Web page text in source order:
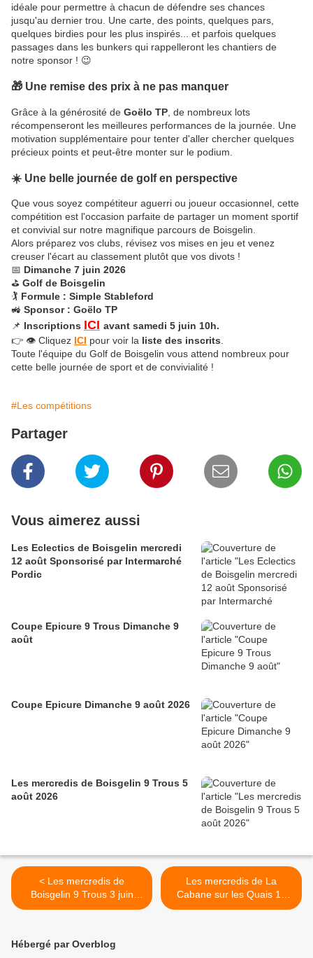
idéale pour permettre à chacun de défendre ses chances
jusqu'au dernier trou. Une carte, des points, quelques pars,
quelques birdies pour les plus inspirés... et parfois quelques
passages dans les bunkers qui rappelleront les chantiers de
notre sponsor ! 😉
🎁 Une remise des prix à ne pas manquer
Grâce à la générosité de Goëlo TP , de nombreux lots
récompenseront les meilleures performances de la journée. Une
motivation supplémentaire pour tenter d'aller chercher quelques
précieux points et peut-être monter sur le podium.
☀️ Une belle journée de golf en perspective
Que vous soyez compétiteur aguerri ou joueur occasionnel, cette
compétition est l'occasion parfaite de partager un moment sportif
et convivial sur notre magnifique parcours de Boisgelin.
Alors préparez vos clubs, révisez vos mises en jeu et venez
creuser l'écart au classement plutôt que vos divots !
📅 Dimanche 7 juin 2026
⛳ Golf de Boisgelin
🏌️ Formule : Simple Stableford
🚜 Sponsor : Goëlo TP
📌 Inscriptions ICI avant samedi 5 juin 10h.
👉 👁️ Cliquez ICI pour voir la liste des inscrits.
Toute l'équipe du Golf de Boisgelin vous attend nombreux pour
cette belle journée de sport et de convivialité !
#Les compétitions
Partager
Vous aimerez aussi
Les Eclectics de Boisgelin mercredi
12 août Sponsorisé par Intermarché
Pordic
Coupe Epicure 9 Trous Dimanche 9
août
Coupe Epicure Dimanche 9 août 2026
Les mercredis de Boisgelin 9 Trous 5
août 2026
< Les mercredis de
Boisgelin 9 Trous 3 juin
2026
Les mercredis de La
Cabane sur les Quais 18
trous >
Hébergé par Overblog